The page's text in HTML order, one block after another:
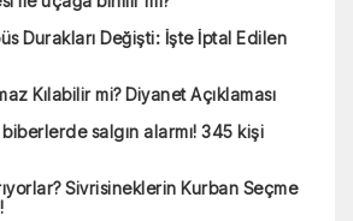
Durakları Değişti: İşte İptal Edilen
Kılabilir mi? Diyanet Açıklaması
salgın alarmı! 345 kişi
Sivrisineklerin Kurban Seçme